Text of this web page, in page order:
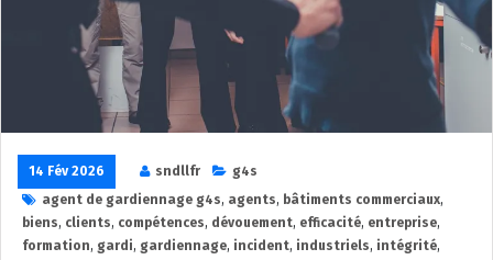
14 Fév 2026 sndllfr
g4s
agent de gardiennage g4s, agents, bâtiments commerciaux,
biens, clients, compétences, dévouement, efficacité, entreprise,
formation, gardi, gardiennage, incident, industriels, intégrité,